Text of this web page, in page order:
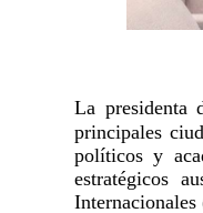
La
principales
políticos y
estratégicos